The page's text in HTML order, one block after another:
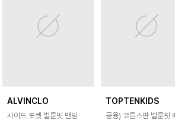
ALVINCLO
사이드 포켓 벌룬핏 밴딩
TOPTENKIDS
공용) 코튼스판 벌룬핏